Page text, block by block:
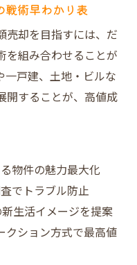
戦術早わかり表
売却を目指すには、だ
を組み合わせることが
一戸建、土地・ビルな
開することが、高値成
物件の魅力最大化
でトラブル防止
生活イメージを提案
クション方式で最高値